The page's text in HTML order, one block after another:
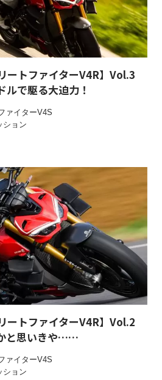
ートファイターV4R】Vol.3
で駆る大迫力！
ァイターV4S
ション
ートファイターV4R】Vol.2
と思いきや……
ァイターV4S
ション